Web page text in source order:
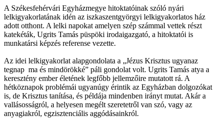
A Székesfehérvári Egyházmegye hitoktatóinak szóló nyári
lelkigyakorlatának idén az iszkaszentgyörgyi lelkigyakorlatos ház
adott otthont. A lelki napokat amelyen szép számmal vettek részt
katekéták, Ugrits Tamás püspöki irodaigazgató, a hitoktatói is
munkatársi képzés referense vezette.
Az idei lelkigyakorlat alapgondolata a „Jézus Krisztus ugyanaz
tegnap ma és mindörökké” páli gondolat volt. Ugrits Tamás atya a
keresztény ember életének legfőbb jellemzőire mutatott rá. A
hétköznapok problémái ugyanúgy érintik az Egyházban dolgozókat
is, de Krisztus tanítása, és példája mindenben irányt mutat. Akár a
vallásosságról, a helyesen megélt szeretetről van szó, vagy az
anyagiakról, egzisztenciális aggódásainkról.